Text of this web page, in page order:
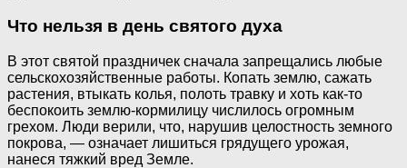
Что нельзя в день святого духа
В этот святой праздничек сначала запрещались любые
сельскохозяйственные работы. Копать землю, сажать
растения, втыкать колья, полоть травку и хоть как-то
беспокоить землю-кормилицу числилось огромным
грехом. Люди верили, что, нарушив целостность земного
покрова, — означает лишиться грядущего урожая,
нанеся тяжкий вред Земле.